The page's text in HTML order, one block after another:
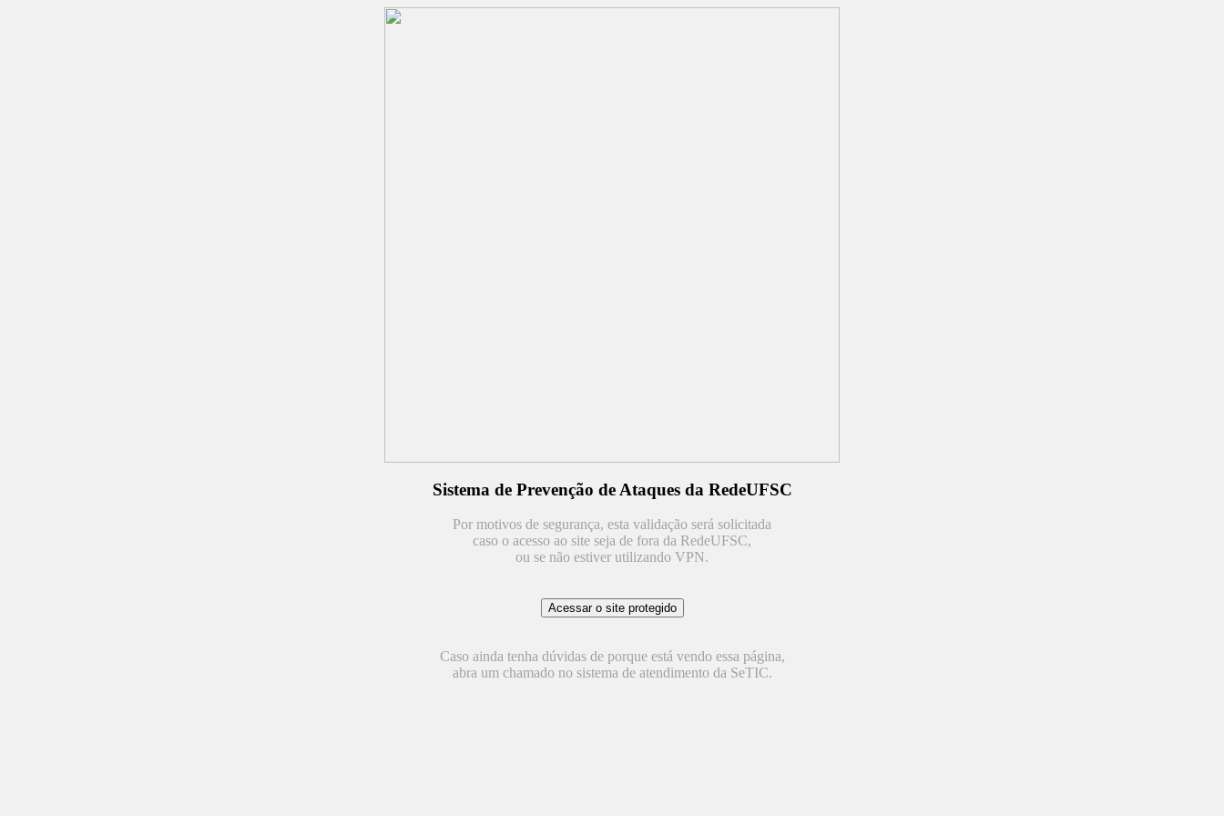
Sistema de Prevenção de Ataques da RedeUFSC
Por motivos de segurança, esta validação será solicitada
caso o acesso ao site seja de fora da RedeUFSC,
ou se não estiver utilizando VPN.
Caso ainda tenha dúvidas de porque está vendo essa página,
abra um chamado no sistema de atendimento da SeTIC.